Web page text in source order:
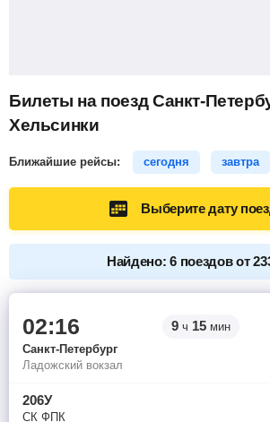
Билеты на поезд Санкт-
Хельсинки
Ближайшие рейсы: сегодня завтра
Выберите дату
Найдено: 6 поездов от
02:16 9 ч 15 мин
Санкт-Петербург
Ладожский вокзал
206У
СК ФПК